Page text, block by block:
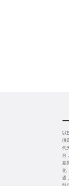
以
供
代
台
差
化
通